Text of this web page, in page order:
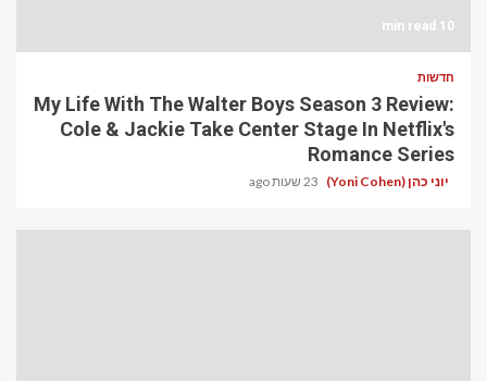
10 min read
חדשות
My Life With The Walter Boys Season 3 Review:
Cole & Jackie Take Center Stage In Netflix's
Romance Series
יוני כהן (Yoni Cohen) 23 שעות ago